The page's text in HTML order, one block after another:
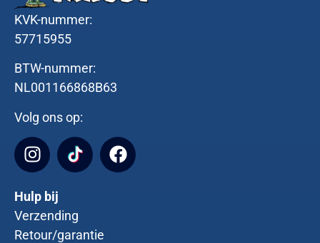
KVK-nummer:
57715955
BTW-nummer:
NL001166868B63
Volg ons op:
Hulp bij
Verzending
Retour/garantie